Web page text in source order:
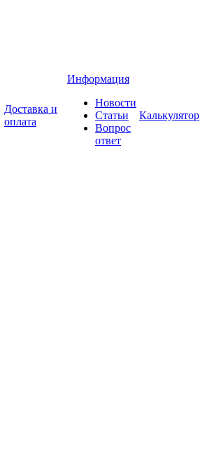
Доставка и
оплата
Информация
Новости
Статьи
Вопрос
ответ
Калькулятор